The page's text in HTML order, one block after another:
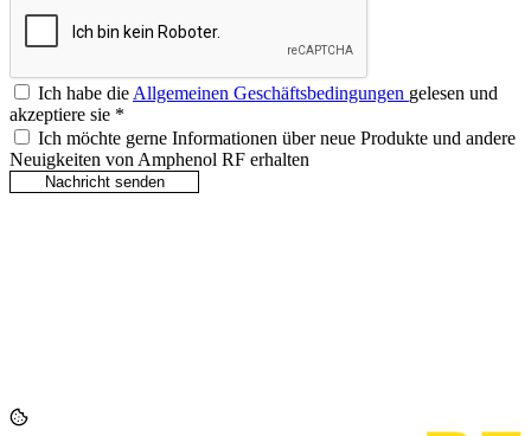
Ich habe dieAllgemeinen Geschäftsbedingungen gelesen und
akzeptiere sie *
Ich möchte gerne Informationen über neue Produkte und andere
Neuigkeiten von Amphenol RF erhalten